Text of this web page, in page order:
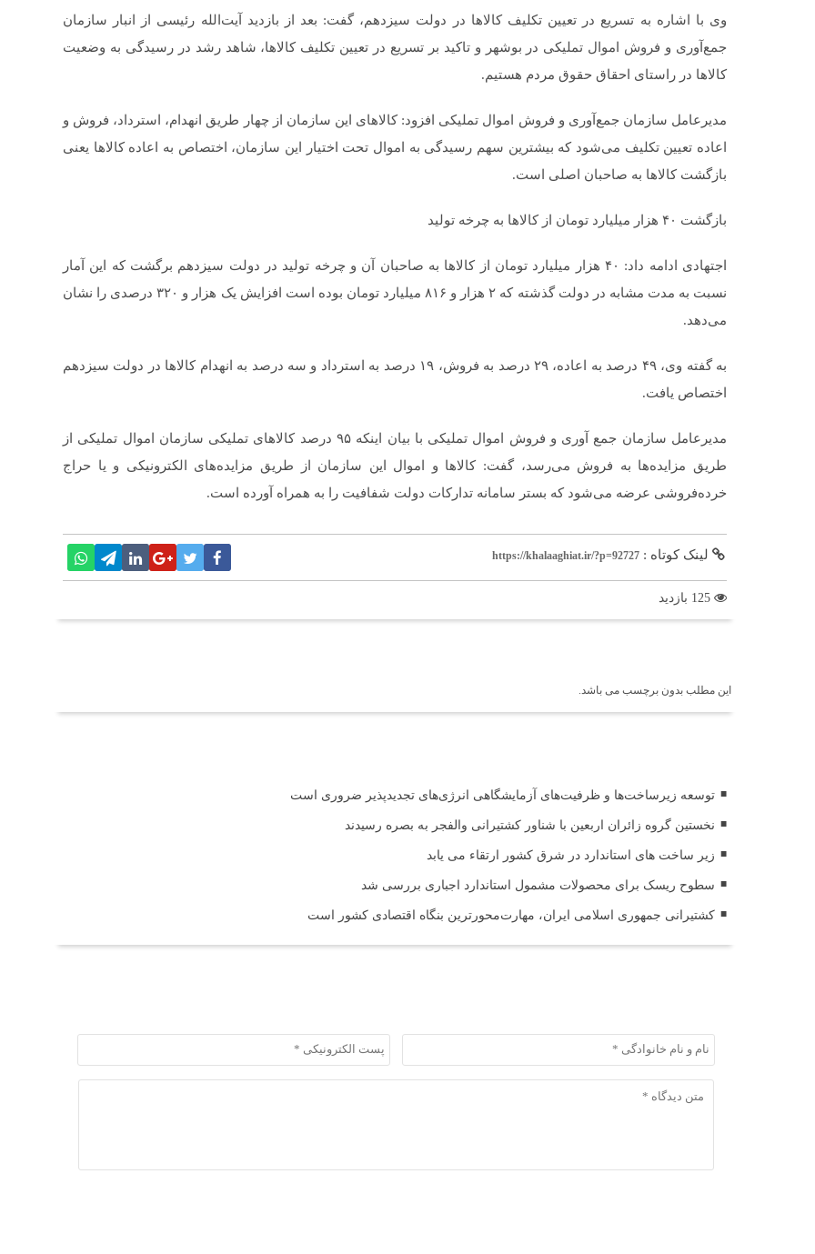
وی با اشاره به تسریع در تعیین تکلیف کالاها در دولت سیزدهم، گفت: بعد از بازدید آیت‌الله رئیسی از انبار سازمان
جمع‌آوری و فروش اموال تملیکی در بوشهر و تاکید بر تسریع در تعیین تکلیف کالاها، شاهد رشد در رسیدگی به وضعیت
کالاها در راستای احقاق حقوق مردم هستیم.
مدیرعامل سازمان جمع‌آوری و فروش اموال تملیکی افزود: کالاهای این سازمان از چهار طریق انهدام، استرداد، فروش و
اعاده تعیین تکلیف می‌شود که بیشترین سهم رسیدگی به اموال تحت اختیار این سازمان، اختصاص به اعاده کالاها یعنی
بازگشت کالاها به صاحبان اصلی است.
بازگشت ۴۰ هزار میلیارد تومان از کالاها به چرخه تولید
اجتهادی ادامه داد: ۴۰ هزار میلیارد تومان از کالاها به صاحبان آن و چرخه تولید در دولت سیزدهم برگشت که این آمار
نسبت به مدت مشابه در دولت گذشته که ۲ هزار و ۸۱۶ میلیارد تومان بوده است افزایش یک هزار و ۳۲۰ درصدی را نشان
می‌دهد.
به گفته وی، ۴۹ درصد به اعاده، ۲۹ درصد به فروش، ۱۹ درصد به استرداد و سه درصد به انهدام کالاها در دولت سیزدهم
اختصاص یافت.
مدیرعامل سازمان جمع آوری و فروش اموال تملیکی با بیان اینکه ۹۵ درصد کالاهای تملیکی سازمان اموال تملیکی از
طریق مزایده‌ها به فروش می‌رسد، گفت: کالاها و اموال این سازمان از طریق مزایده‌های الکترونیکی و یا حراج
خرده‌فروشی عرضه می‌شود که بستر سامانه تدارکات دولت شفافیت را به همراه آورده است.
لینک کوتاه : https://khalaaghiat.ir/?p=92727
این مطلب بدون برچسب می باشد.
توسعه زیرساخت‌ها و ظرفیت‌های آزمایشگاهی انرژی‌های تجدیدپذیر ضروری است
نخستین گروه زائران اربعین با شناور کشتیرانی والفجر به بصره رسیدند
زیر ساخت های استاندارد در شرق کشور ارتقاء می یابد
سطوح ریسک برای محصولات مشمول استاندارد اجباری بررسی شد
کشتیرانی جمهوری اسلامی ایران، مهارت‌محورترین بنگاه اقتصادی کشور است